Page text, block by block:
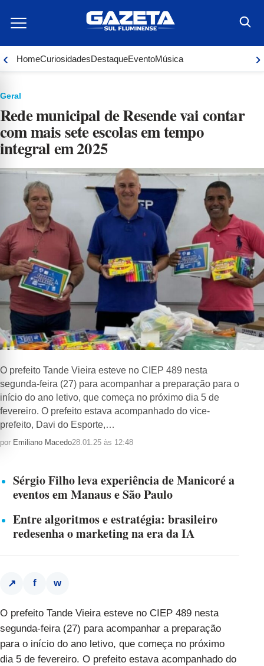
para
conteúdo
‹ HomeCuriosidadesDestaqueEventoMúsica ›
Geral
Rede municipal de Resende vai contar
com mais sete escolas em tempo
integral em 2025
O prefeito Tande Vieira esteve no CIEP 489 nesta
segunda-feira (27) para acompanhar a preparação para o
início do ano letivo, que começa no próximo dia 5 de
fevereiro. O prefeito estava acompanhado do vice-
prefeito, Davi do Esporte,…
por Emiliano Macedo28.01.25 às 12:48
Sérgio Filho leva experiência de Manicoré a
eventos em Manaus e São Paulo
Entre algoritmos e estratégia: brasileiro
redesenha o marketing na era da IA
↗ f w
O prefeito Tande Vieira esteve no CIEP 489 nesta
segunda-feira (27) para acompanhar a preparação
para o início do ano letivo, que começa no próximo
dia 5 de fevereiro. O prefeito estava acompanhado do